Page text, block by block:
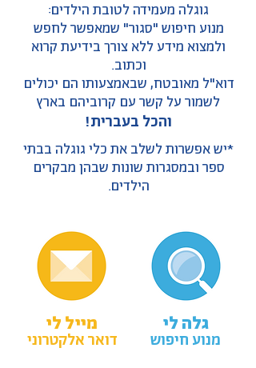
גוגלה מעמידה לטובת הילדים:
מנוע חיפוש "סגור" שמאפשר לחפש
ולמצוא מידע ללא צורך בידיעת קרוא
וכתוב.
דוא"ל מאובטח, שבאמצעותו הם יכולים
לשמור על קשר עם קרוביהם בארץ
והכל בעברית!
*יש אפשרות לשלב את כלי גוגלה בבתי
ספר ובמסגרות שונות שבהן מבקרים
הילדים.
מייל לי
דואר אלקטרוני
גלה לי
מנוע חיפוש